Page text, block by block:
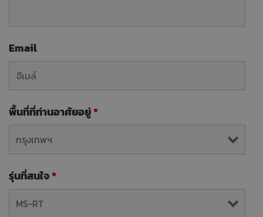
Email
พื้นที่ที่ท่านอาศัยอยู่*
รุ่นที่สนใจ*